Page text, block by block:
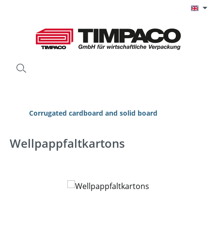
Corrugated cardboard and solid board
Wellpappfaltkartons
Skip image gallery